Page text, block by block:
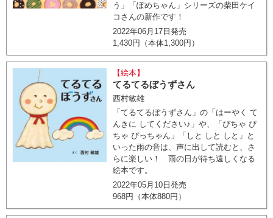
う」「ぽめちゃん」シリーズの柴田ケイ
コさんの新作です！
2022年06月17日発売
1,430円（本体1,300円）
【絵本】
てるてるぼうずさん
西村敏雄
「てるてるぼうずさん」の「はーやく て
んきに してください♪」や、「ぴちゃ ぴ
ちゃ ぴっちゃん」「しと しと しと」と
いった雨の音は、声に出して読むと、さ
らに楽しい！ 雨の日が待ち遠しくなる
絵本です。
2022年05月10日発売
968円（本体880円）